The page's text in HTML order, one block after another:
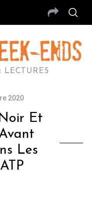
LECTURES
2020
Et
Les